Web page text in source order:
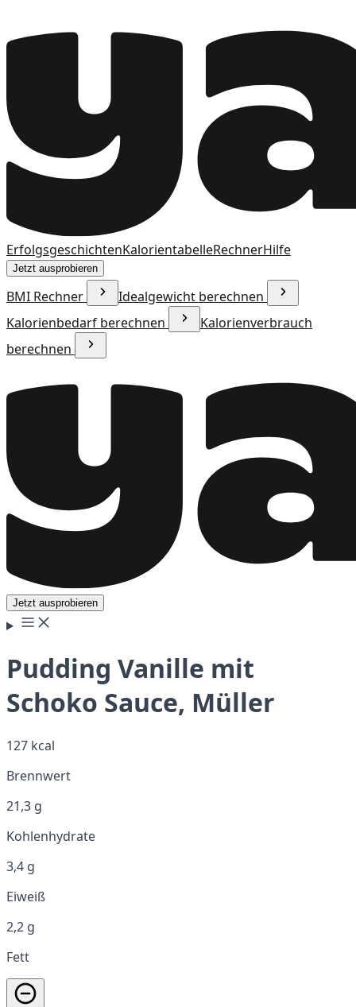
ErfolgsgeschichtenKalorientabelleRechnerHilfe
Jetzt ausprobieren
BMI Rechner
Idealgewicht berechnen
Kalorienbedarf berechnen
Kalorienverbrauch
berechnen
Jetzt ausprobieren
Pudding Vanille mit
Schoko Sauce, Müller
127 kcal
Brennwert
21,3 g
Kohlenhydrate
3,4 g
Eiweiß
2,2 g
Fett